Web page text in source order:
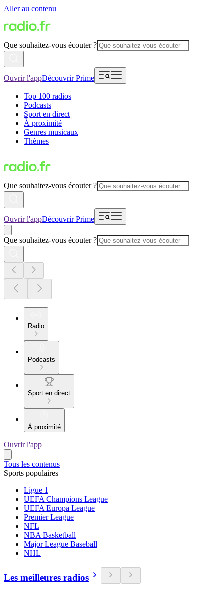
Aller au contenu
Que souhaitez-vous écouter ?
Ouvrir l'appDécouvrir Prime
Top 100 radios
Podcasts
Sport en direct
À proximité
Genres musicaux
Thèmes
Que souhaitez-vous écouter ?
Ouvrir l'appDécouvrir Prime
Que souhaitez-vous écouter ?
Radio
Podcasts
Sport en direct
À proximité
Ouvrir l'app
Tous les contenus
Sports populaires
Ligue 1
UEFA Champions League
UEFA Europa League
Premier League
NFL
NBA Basketball
Major League Baseball
NHL
Les meilleures radios